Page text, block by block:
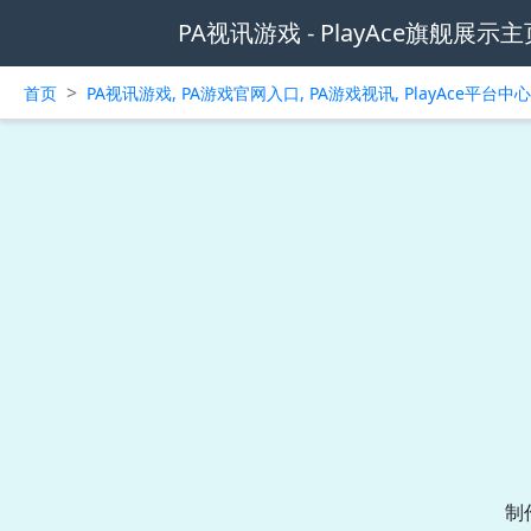
PA视讯游戏 - PlayAce旗舰展示主
首页 > PA视讯游戏, PA游戏官网入口, PA游戏视讯, PlayAce平台中
制